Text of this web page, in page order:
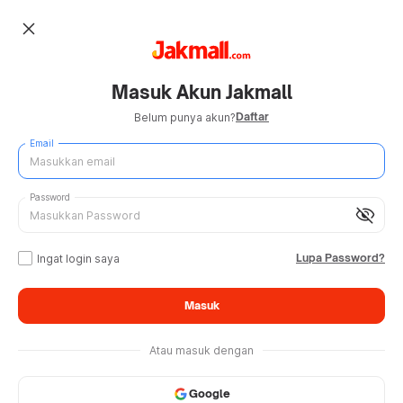
close
Masuk Akun Jakmall
Belum punya akun?Daftar
Email
visibility_off
Password
Ingat login saya Lupa Password?
Masuk
Atau masuk dengan
Google